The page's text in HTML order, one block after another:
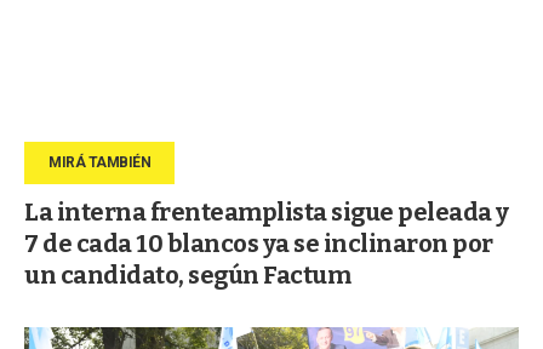
La interna frenteamplista sigue peleada y
7 de cada 10 blancos ya se inclinaron por
un candidato, según Factum